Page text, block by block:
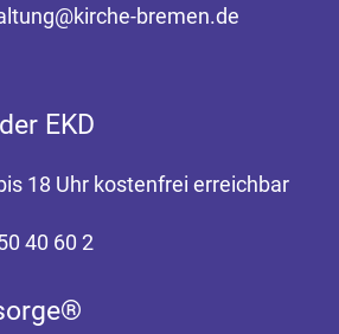
bremen.de
EKD
18 Uhr kostenfrei erreichbar
40 60 2